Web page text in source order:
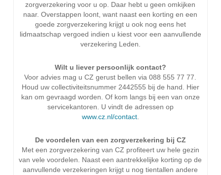
zorgverzekering voor u op. Daar hebt u geen omkijken
naar. Overstappen loont, want naast een korting en een
goede zorgverzekering krijgt u ook nog eens het
lidmaatschap vergoed indien u kiest voor een aanvullende
verzekering Leden.
Wilt u liever persoonlijk contact?
Voor advies mag u CZ gerust bellen via 088 555 77 77.
Houd uw collectiviteitsnummer 2442555 bij de hand. Hier
kan om gevraagd worden. Of kom langs bij een van onze
servicekantoren. U vindt de adressen op
www.cz.nl/contact.
De voordelen van een zorgverzekering bij CZ
Met een zorgverzekering van CZ profiteert uw hele gezin
van vele voordelen. Naast een aantrekkelijke korting op de
aanvullende verzekeringen krijgt u nog tientallen andere